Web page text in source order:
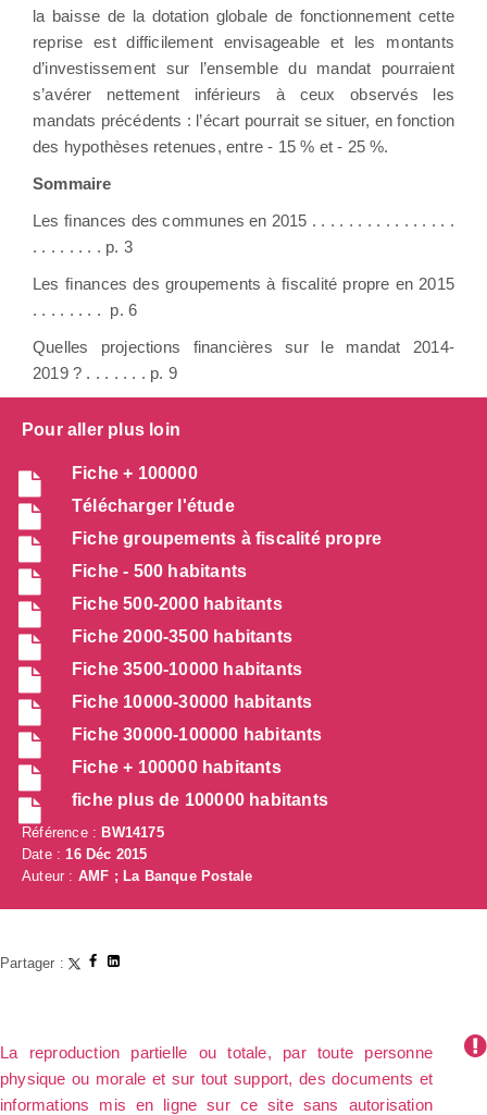
la baisse de la dotation globale de fonctionnement cette
reprise est difficilement envisageable et les montants
d’investissement sur l’ensemble du mandat pourraient
s’avérer nettement inférieurs à ceux observés les
mandats précédents : l’écart pourrait se situer, en fonction
des hypothèses retenues, entre - 15 % et - 25 %.
Sommaire
Les ﬁnances des communes en 2015 . . . . . . . . . . . . . . . .
. . . . . . . . p. 3
Les ﬁnances des groupements à ﬁscalité propre en 2015
. . . . . . . . p. 6
Quelles projections financières sur le mandat 2014-
2019 ? . . . . . . . p. 9
Pour aller plus loin
Fiche + 100000
Télécharger l'étude
Fiche groupements à fiscalité propre
Fiche - 500 habitants
Fiche 500-2000 habitants
Fiche 2000-3500 habitants
Fiche 3500-10000 habitants
Fiche 10000-30000 habitants
Fiche 30000-100000 habitants
Fiche + 100000 habitants
fiche plus de 100000 habitants
Référence : BW14175
Date :16 Déc 2015
Auteur : AMF ; La Banque Postale
Partager :
La reproduction partielle ou totale, par toute personne
physique ou morale et sur tout support, des documents et
informations mis en ligne sur ce site sans autorisation